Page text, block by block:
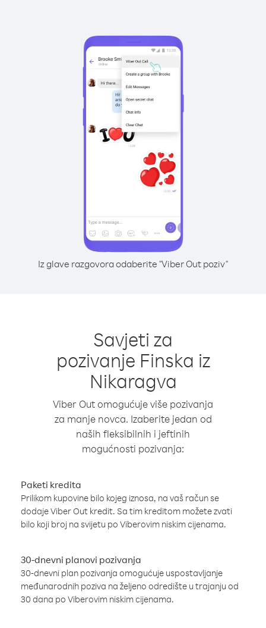
Iz glave razgovora odaberite "Viber Out poziv"
Savjeti za
pozivanje Finska iz
Nikaragva
Viber Out omogućuje više pozivanja
za manje novca. Izaberite jedan od
naših fleksibilnih i jeftinih
mogućnosti pozivanja:
Paketi kredita
Prilikom kupovine bilo kojeg iznosa, na vaš račun se
dodaje Viber Out kredit. Sa tim kreditom možete zvati
bilo koji broj na svijetu po Viberovim niskim cijenama.
30-dnevni planovi pozivanja
30-dnevni plan pozivanja omogućuje uspostavljanje
međunarodnih poziva na željeno odredište u trajanju od
30 dana po Viberovim niskim cijenama.